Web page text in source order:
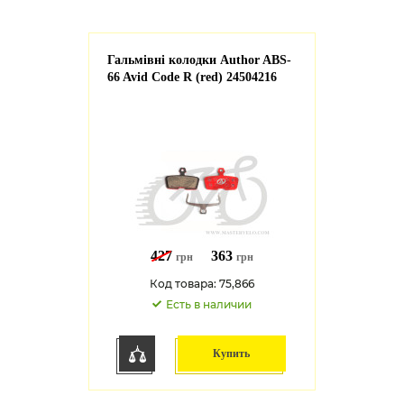
Гальмівні колодки Author ABS-
66 Avid Code R (red) 24504216
427 грн 363 грн
Код товара: 75,866
Есть в наличии
Купить